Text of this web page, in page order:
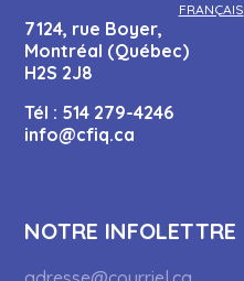
FRANÇAIS
7124, rue Boyer,
Montréal (Québec)
H2S 2J8
Tél : 514 279-4246
info@cfiq.ca
NOTRE INFOLETTRE